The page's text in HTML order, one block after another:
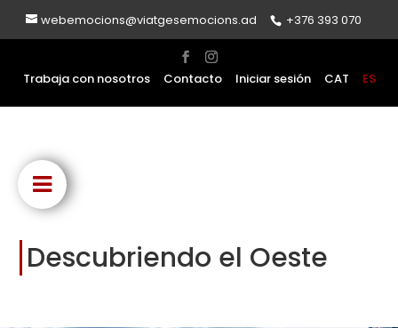
webemocions@viatgesemocions.ad +376 393 070
Trabaja con nosotros Contacto Iniciar sesión CAT ES
Descubriendo el Oeste